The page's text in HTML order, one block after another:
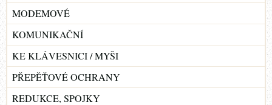
MODEMOVÉ
KOMUNIKAČNÍ
KE KLÁVESNICI / MYŠI
PŘEPĚŤOVÉ OCHRANY
REDUKCE, SPOJKY